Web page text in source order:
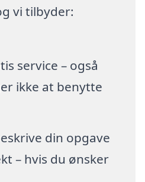
vi tilbyder:
service – også
ikke at benytte
din opgave
– hvis du ønsker